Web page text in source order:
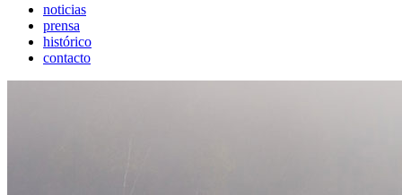
noticias
prensa
histórico
contacto